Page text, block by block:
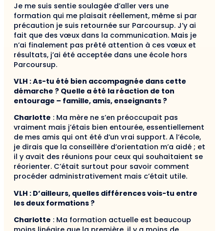
Je me suis sentie soulagée d’aller vers une
formation qui me plaisait réellement, même si par
précaution je suis retournée sur Parcoursup. J’y ai
fait que des vœux dans la communication. Mais je
n’ai finalement pas prêté attention à ces vœux et
résultats, j’ai été acceptée dans une école hors
Parcoursup.
VLH : As-tu été bien accompagnée dans cette
démarche ? Quelle a été la réaction de ton
entourage – famille, amis, enseignants ?
Charlotte : Ma mère ne s’en préoccupait pas
vraiment mais j’étais bien entourée, essentiellement
de mes amis qui ont été d’un vrai support. A l’école,
je dirais que la conseillère d’orientation m’a aidé ; et
il y avait des réunions pour ceux qui souhaitaient se
réorienter. C’était surtout pour savoir comment
procéder administrativement mais c’était utile.
VLH : D’ailleurs, quelles différences vois-tu entre
les deux formations ?
Charlotte : Ma formation actuelle est beaucoup